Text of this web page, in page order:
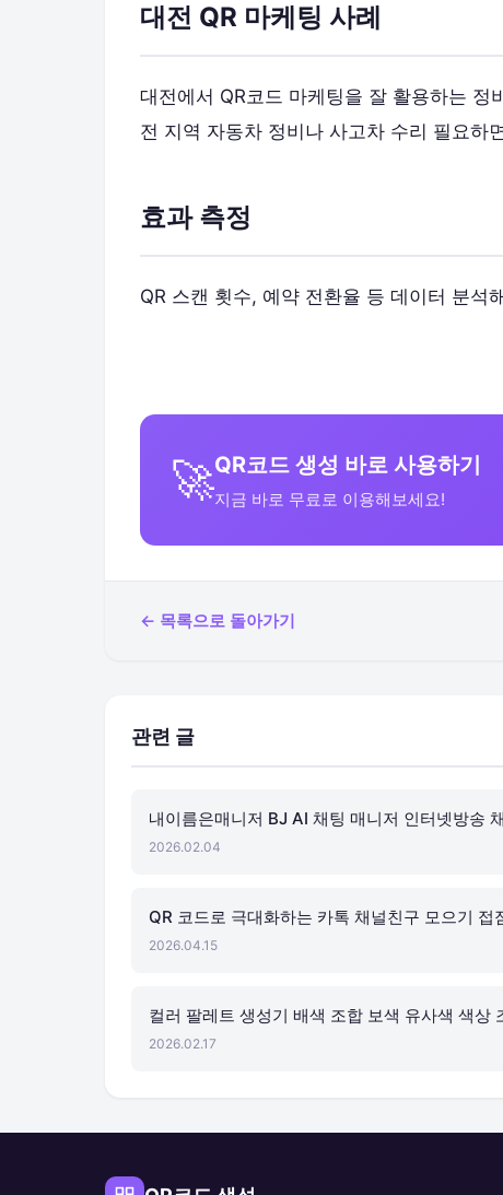
대전 QR 마케팅 사례
대전에서 QR코드 마케팅을 잘 활용하는 정
전 지역 자동차 정비나 사고차 수리 필요하
효과 측정
QR 스캔 횟수, 예약 전환율 등 데이터 분석
🚀QR코드 생성 바로 사용하기
지금 바로 무료로 이용해보세요!
← 목록으로 돌아가기
관련 글
내이름은매니저 BJ AI 채팅 매니저 인터넷방송
2026.02.04
QR 코드로 극대화하는 카톡 채널친구 모으기 접
2026.04.15
컬러 팔레트 생성기 배색 조합 보색 유사색 색상
2026.02.17